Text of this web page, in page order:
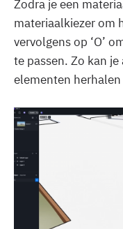
Zodra je een
materiaalkiezer om
vervolgens op ‘O’
te passen. Zo kan
elementen